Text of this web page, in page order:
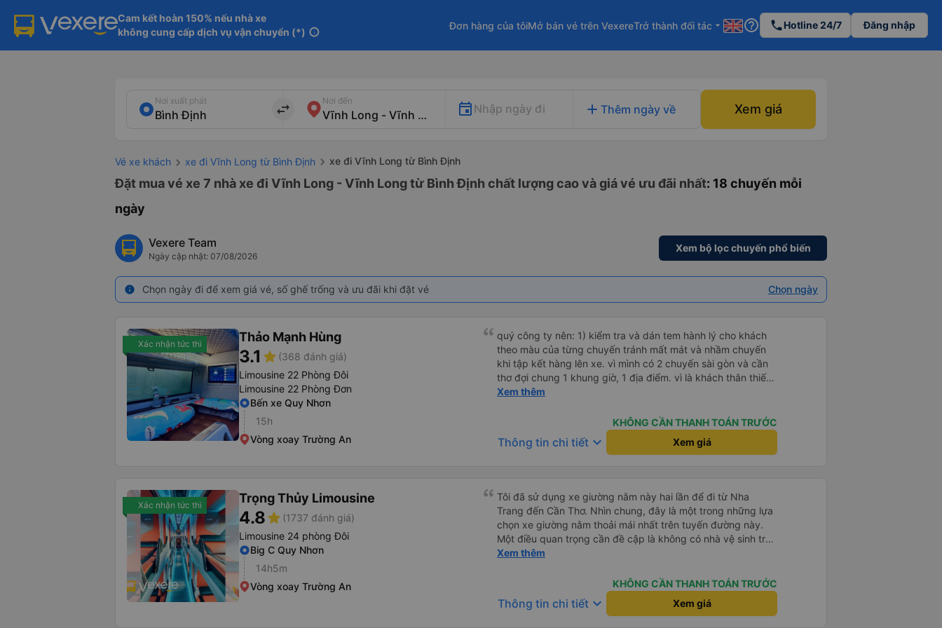
Cam kết hoàn 150% nếu nhà xe
không cung cấp dịch vụ vận chuyển (*) info
Đơn hàng của tôiMở bán vé trên VexereTrở thành đối tác arrow_drop_down help_outline phoneHotline 24/7 Đăng nhập
Nơi xuất phát
import_export
Nơi đến
Nhập ngày đi add Thêm ngày về Xem giá
Vé xe khách xe đi Vĩnh Long từ Bình Định xe đi Vĩnh Long từ Bình Định
Đặt mua vé xe 7 nhà xe đi Vĩnh Long - Vĩnh Long từ Bình Định chất lượng cao và giá vé ưu đãi nhất: 18 chuyến mỗi
ngày
Vexere Team
Ngày cập nhật: 07/08/2026
Xem bộ lọc chuyến phổ biến
info Chọn ngày đi để xem giá vé, số ghế trống và ưu đãi khi đặt vé Chọn ngày
Xác nhận tức thì Thảo Mạnh Hùng
3.1 star (368 đánh giá)
Limousine 22 Phòng Đôi
Limousine 22 Phòng Đơn
Bến xe Quy Nhơn
15h
Vòng xoay Trường An
quý công ty nên: 1) kiểm tra và dán tem hành lý cho khách
theo màu của từng chuyến tránh mất mát và nhầm chuyến
khi tập kết hàng lên xe. vì mình có 2 chuyến sài gòn và cần
thơ đợi chung 1 khung giờ, 1 địa điểm. vì là khách thân thiết
của quý công ty nên rất hài lòng và tin tưởng. tuy nhiên rất
cải thiện ngày một phát triển. 2) đồng nhất về cách giao tiếp
và CSKH nhẹ nhàng, chu đáo nữa thì chắc chắn quy công ty
là nhà xe được yêu thích và lựa chọn số 1 quy nhơn. rất cảm
thời sinh viên"
Xem thêm
KHÔNG CẦN THANH TOÁN TRƯỚC
Thông tin chi tiết keyboard_arrow_down Xem giá
Xác nhận tức thì Trọng Thủy Limousine
4.8star (1737 đánh giá)
Limousine 24 phòng Đôi
Big C Quy Nhơn
14h5m
Vòng xoay Trường An
Tôi đã sử dụng xe giường nằm này hai lần để đi từ Nha
Trang đến Cần Thơ. Nhìn chung, đây là một trong những lựa
chọn xe giường nằm thoải mái nhất trên tuyến đường này.
Một điều quan trọng cần đề cập là không có nhà vệ sinh trên
xe, điều này có thể gây khó chịu trên một hành trình dài
chuyến đi vẫn khá thoải mái. Chuyến đi gần đây nhất của tôi
(hôm qua) rất tốt. Mặc dù xe bị chậm khoảng một tiếng,
nhưng công ty đã thông báo trước cho tôi, nên tôi không
Xem thêm
KHÔNG CẦN THANH TOÁN TRƯỚC
Thông tin chi tiết keyboard_arrow_down Xem giá